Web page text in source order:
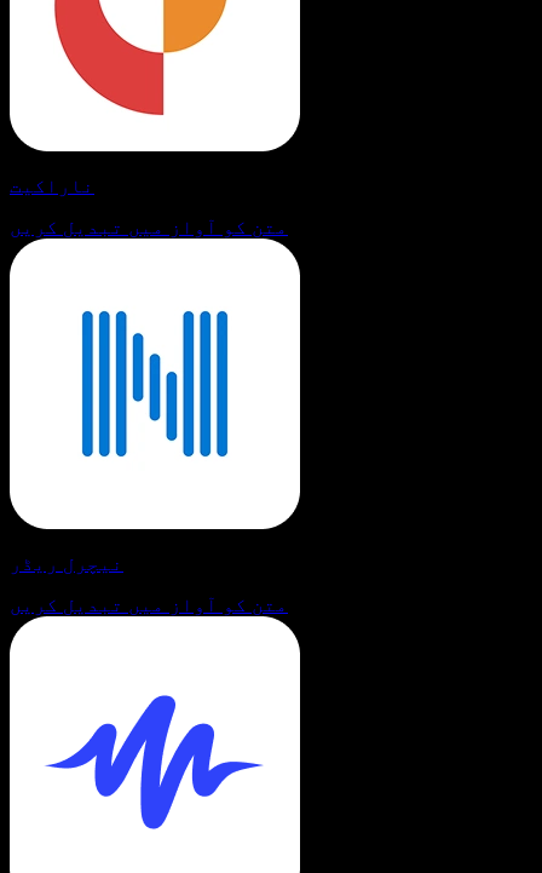
ناراکیت
متن کو آواز میں تبدیل کریں
نیچرل ریڈر
متن کو آواز میں تبدیل کریں